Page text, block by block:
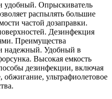
Опрыскиватель
распылять большие
частой дозаправки.
Дезинфекция
Преимущества
надежный. Удобный в
Высокая емкость
дезинфекции, включая
ультрафиолетовое